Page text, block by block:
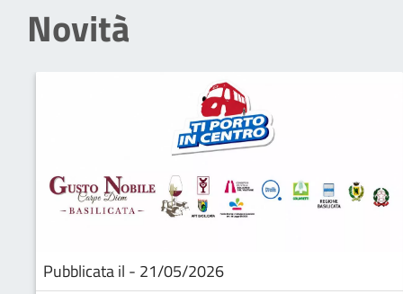
Novità
Pubblicata il - 21/05/2026